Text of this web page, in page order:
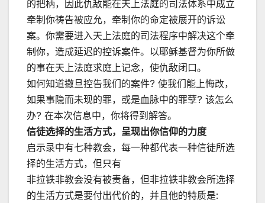
的把柄，因此仇敌能在天上法庭的司法体系中成立
牵制你祷告被应允，牵制你的命定被展开的诉讼
案。你需要进入天上法庭的司法程序中解决这个牵
制你，造成延迟的控诉案件。以耶稣基督为你所做
的事在天上法庭求庭上记念，使仇敌闭口。
如何知道撒旦控告我们的案件? 使我们能上悔改，
如果事隐而未现的罪，或是血脉中的罪孽? 该怎么
办? 在本次信息中，你将得到解答。
信徒选择的生活方式，呈现出你信仰的力度
启示录中有七种教会，每一种都代表一种信徒所选
择的生活方式，但只有
非拉铁非教会没有被责备，但非拉铁非教会所选择
的生活方式是要付出代价的，并且他的特质是: